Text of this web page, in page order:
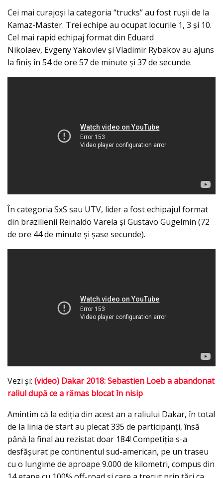
Cei mai curajoşi la categoria “trucks” au fost ruşii de la
Kamaz-Master. Trei echipe au ocupat locurile 1, 3 şi 10.
Cel mai rapid echipaj format din Eduard
Nikolaev, Evgeny Yakovlev şi Vladimir Rybakov au ajuns
la finiş în 54 de ore 57 de minute şi 37 de secunde.
În categoria SxS sau UTV, lider a fost echipajul format
din brazilienii Reinaldo Varela şi Gustavo Gugelmin (72
de ore 44 de minute şi şase secunde).
Vezi şi: (video) Dakar 2018: Sebastien Loeb a abandonat
raliul după ce a rămas blocat în nisip
Amintim că la ediţia din acest an a raliului Dakar, în total
de la linia de start au plecat 335 de participanţi, însă
până la final au rezistat doar 184! Competiţia s-a
desfăşurat pe continentul sud-american, pe un traseu
cu o lungime de aproape 9.000 de kilometri, compus din